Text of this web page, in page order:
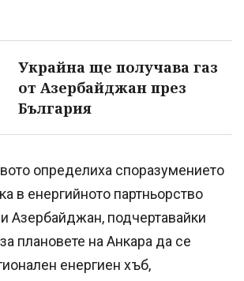
Украйна ще получава газ
от Азербайджан през
България
определиха споразумението
в енергийното партньорство
Азербайджан, подчертавайки
плановете на Анкара да се
енергиен хъб,